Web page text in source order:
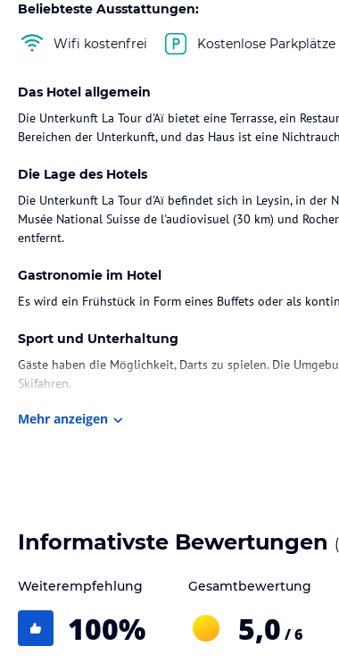
Beliebteste Ausstattungen:
Wifi kostenfrei Kostenlose Parkplätze
Das Hotel allgemein
Die Unterkunft La Tour d'Aï bietet eine Terrasse, ein
Bereichen der Unterkunft, und das Haus ist eine
Die Lage des Hotels
Die Unterkunft La Tour d'Aï befindet sich in Leysin, in der
Musée National Suisse de l'audiovisuel (30 km) und
entfernt.
Gastronomie im Hotel
Es wird ein Frühstück in Form eines Buffets oder als
Sport und Unterhaltung
Gäste haben die Möglichkeit, Darts zu spielen. Die
Skifahren.
Mehr anzeigen
Informativste Bewertungen
Weiterempfehlung
100%
Gesamtbewertung
5,0 / 6